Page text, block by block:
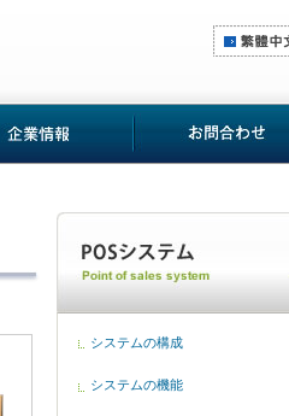
システムの構成
システムの機能